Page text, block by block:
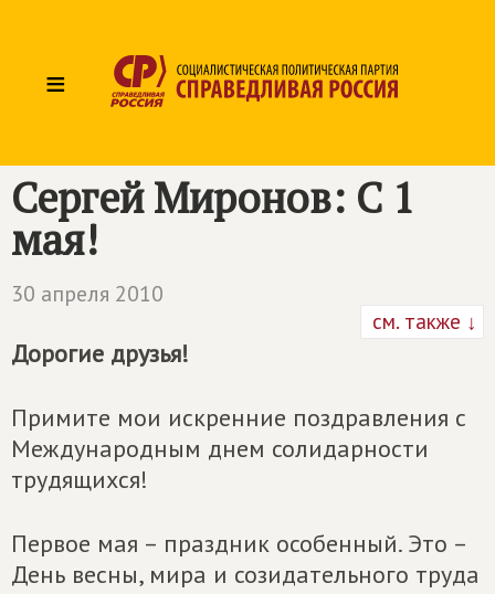
≡
Сергей Миронов: С 1
мая!
30 апреля 2010
см. также ↓
Дорогие друзья!
Примите мои искренние поздравления с
Международным днем солидарности
трудящихся!
Первое мая – праздник особенный. Это –
День весны, мира и созидательного труда